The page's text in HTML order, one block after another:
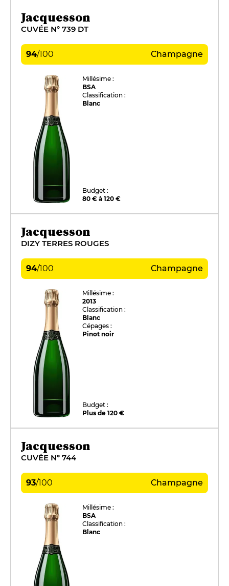
Jacquesson
CUVÉE N° 739 DT
94/100 Champagne
Millésime :
BSA
Classification :
Blanc
Budget :
80 € à 120 €
Jacquesson
DIZY TERRES ROUGES
94/100 Champagne
Millésime :
2013
Classification :
Blanc
Cépages :
Pinot noir
Budget :
Plus de 120 €
Jacquesson
CUVÉE N° 744
93/100 Champagne
Millésime :
BSA
Classification :
Blanc